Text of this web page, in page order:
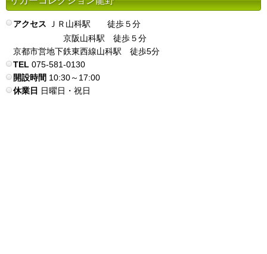
アクセス
ＪＲ山科駅 徒歩５分
京阪山科駅 徒歩５分
京都市営地下鉄東西線山科駅 徒歩5分
TEL 075-581-0130
開設時間 10:30～17:00
休業日 日曜日・祝日